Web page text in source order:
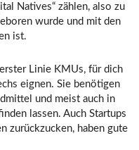
Natives“ zählen, also zu
wurde und mit den
ist.
Linie KMUs, für dich
eignen. Sie benötigen
und meist auch in
lassen. Auch Startups
zurückzucken, haben gute